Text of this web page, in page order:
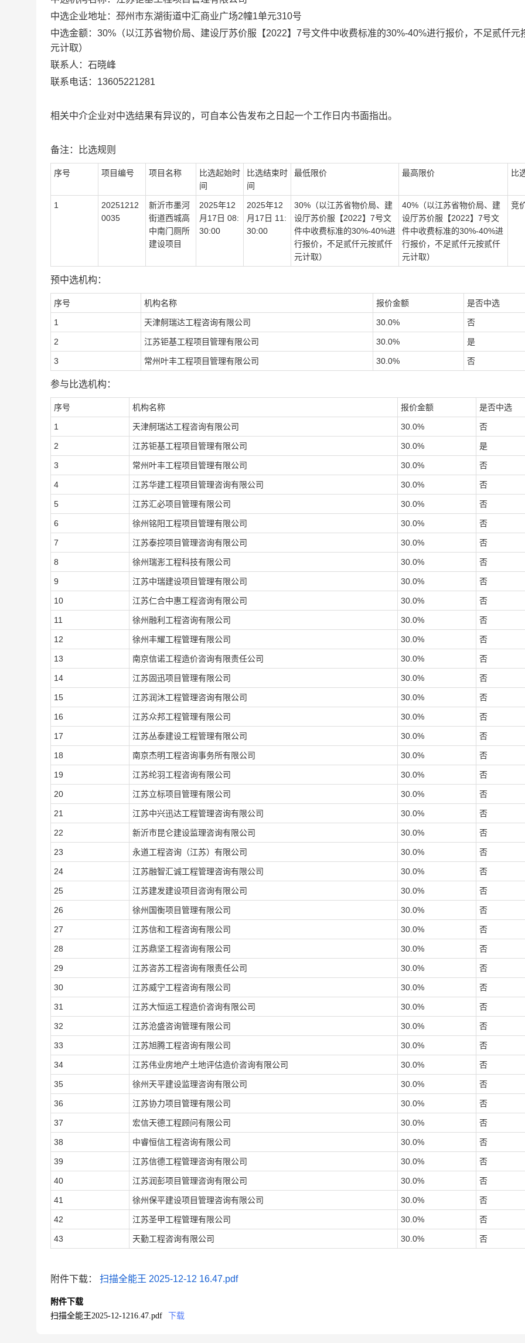
中选企业地址： 邳州市东湖街道中汇商业广场2幢1单元310号
中选金额： 30% （以江苏省物价局、建设厅苏价服 【2022】7号文件中收费标准的30%-40%进行报价，不足贰仟元
元计取）
联系人： 石晓峰
联系电话： 13605221281
相关中介企业对中选结果有异议的，可自本公告发布之日起一个工作日内书面指出。
备注： 比选规则
序号 项目编号 项目名称 比选起始时
间
比选结束时
间
最低限价 最高限价 比
1
20251212
0035
新沂市墨河
街道西城高
中南门厕所
建设项目
2025年12
月 17 日 08:
30:00
2025年12
月 17 日 11 :
30:00
30% （以江苏省物价局、建
设厅苏价服 【2022】 7号文
件中收费标准的30%-40%进
行报价，不足贰仟元按贰仟
元计取）
40% （以江苏省物价局、建
设厅苏价服 【2022】 7号文
件中收费标准的30%-40%进
行报价，不足贰仟元按贰仟
元计取）
竞
预中选机构：
序号 机构名称 报价金额 是否中选
1 天津舸瑞达工程咨询有限公司 30.0% 否
2 江苏钜基工程项目管理有限公司 30.0% 是
3 常州叶丰工程项目管理有限公司 30.0% 否
参与比选机构：
序号 机构名称 报价金额 是否中选
1 天津舸瑞达工程咨询有限公司 30.0% 否
2 江苏钜基工程项目管理有限公司 30.0% 是
3 常州叶丰工程项目管理有限公司 30.0% 否
4 江苏华建工程项目管理咨询有限公司 30.0% 否
5 江苏汇必项目管理有限公司 30.0% 否
6 徐州铭阳工程项目管理有限公司 30.0% 否
7 江苏泰控项目管理咨询有限公司 30.0% 否
8 徐州瑞浵工程科技有限公司 30.0% 否
9 江苏中瑞建设项目管理有限公司 30.0% 否
10 江苏仁合中惠工程咨询有限公司 30.0% 否
11 徐州融利工程咨询有限公司 30.0% 否
12 徐州丰耀工程管理有限公司 30.0% 否
13 南京信诺工程造价咨询有限责任公司 30.0% 否
14 江苏固迅项目管理有限公司 30.0% 否
15 江苏润沐工程管理咨询有限公司 30.0% 否
16 江苏众邦工程管理有限公司 30.0% 否
17 江苏丛泰建设工程管理有限公司 30.0% 否
18 南京杰明工程咨询事务所有限公司 30.0% 否
19 江苏纶羽工程咨询有限公司 30.0% 否
20 江苏立标项目管理有限公司 30.0% 否
21 江苏中兴迅达工程管理咨询有限公司 30.0% 否
22 新沂市昆仑建设监理咨询有限公司 30.0% 否
23 永道工程咨询（江苏）有限公司 30.0% 否
24 江苏融智汇诚工程管理咨询有限公司 30.0% 否
25 江苏建发建设项目咨询有限公司 30.0% 否
26 徐州国衡项目管理有限公司 30.0% 否
27 江苏信和工程咨询有限公司 30.0% 否
28 江苏鼎坚工程咨询有限公司 30.0% 否
29 江苏咨苏工程咨询有限责任公司 30.0% 否
30 江苏威宁工程咨询有限公司 30.0% 否
31 江苏大恒运工程造价咨询有限公司 30.0% 否
32 江苏沧盛咨询管理有限公司 30.0% 否
33 江苏旭腾工程咨询有限公司 30.0% 否
34 江苏伟业房地产土地评估造价咨询有限公司 30.0% 否
35 徐州天平建设监理咨询有限公司 30.0% 否
36 江苏协力项目管理有限公司 30.0% 否
37 宏信天德工程顾问有限公司 30.0% 否
38 中睿恒信工程咨询有限公司 30.0% 否
39 江苏信德工程管理咨询有限公司 30.0% 否
40 江苏润彭项目管理咨询有限公司 30.0% 否
41 徐州保平建设项目管理咨询有限公司 30.0% 否
42 江苏圣甲工程管理有限公司 30.0% 否
43 天勤工程咨询有限公司 30.0% 否
附件下载： 扫描全能王 2025-12-12 16.47.pdf
附件下载
扫描全能王2025-12-1216.47.pdf
下载